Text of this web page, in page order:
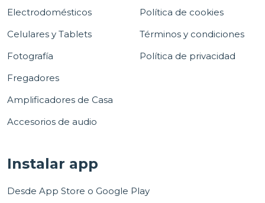
Electrodomésticos
Celulares y Tablets
Fotografía
Fregadores
Amplificadores de Casa
Accesorios de audio
Política de cookies
Términos y condiciones
Política de privacidad
Instalar app
Desde App Store o Google Play